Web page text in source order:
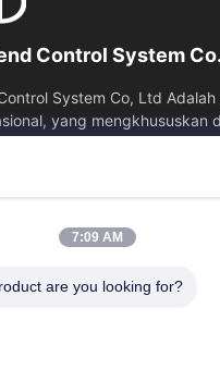
Control System
System Co, Ltd Adalah
yang mengkhususkan
Tentang Kita
Kontrol Kualitas
7:09 AM
are you looking for?